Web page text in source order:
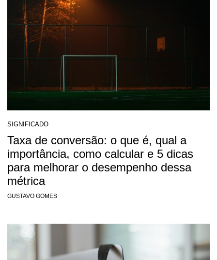
SIGNIFICADO
Taxa de conversão: o que é, qual a
importância, como calcular e 5 dicas
para melhorar o desempenho dessa
métrica
GUSTAVO GOMES